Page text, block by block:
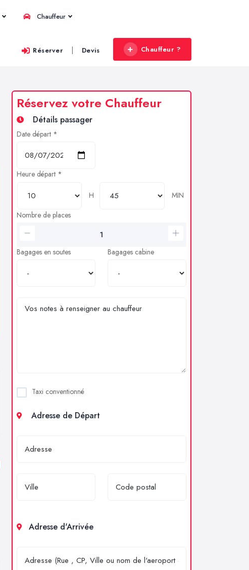
Chauffeur
Réserver | Devis Chauffeur ?
Réservez votre Chauffeur
Détails passager
Date départ *
Heure départ *
H
MIN
Nombre de places
Bagages en soutes Bagages cabine
Taxi conventionné
Adresse de Départ
Adresse d'Arrivée